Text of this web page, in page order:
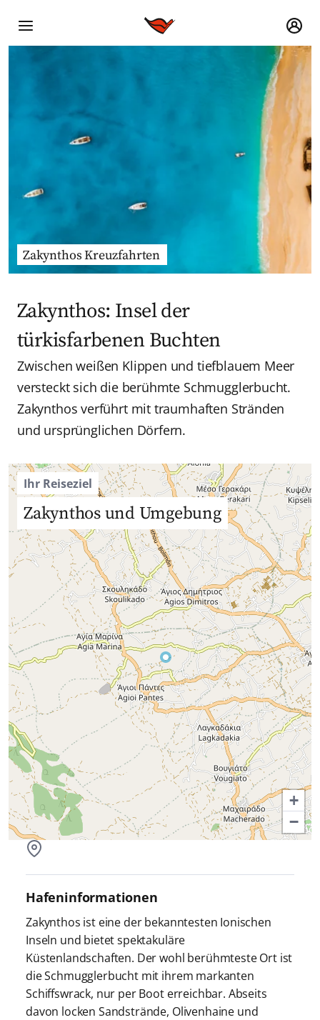
Zakynthos Kreuzfahrten
Zakynthos: Insel der
türkisfarbenen Buchten
Zwischen weißen Klippen und tiefblauem Meer
versteckt sich die berühmte Schmugglerbucht.
Zakynthos verführt mit traumhaften Stränden
und ursprünglichen Dörfern.
Ihr Reiseziel
Zakynthos und Umgebung
+
−
Hafeninformationen
Zakynthos ist eine der bekanntesten Ionischen
Inseln und bietet spektakuläre
Küstenlandschaften. Der wohl berühmteste Ort ist
die Schmugglerbucht mit ihrem markanten
Schiffswrack, nur per Boot erreichbar. Abseits
davon locken Sandstrände, Olivenhaine und